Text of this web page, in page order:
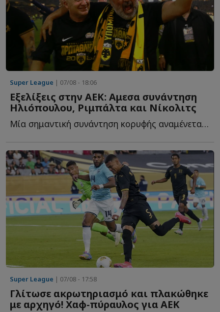
Super League | 07/08 - 18:06
Εξελίξεις στην ΑΕΚ: Αμεσα συνάντηση
Ηλιόπουλου, Ριμπάλτα και Νίκολιτς
Μία σημαντική συνάντηση κορυφής αναμένεται το επόμενο δ...
Super League | 07/08 - 17:58
Γλίτωσε ακρωτηριασμό και πλακώθηκε
με αρχηγό! Χαφ-πύραυλος για ΑΕΚ